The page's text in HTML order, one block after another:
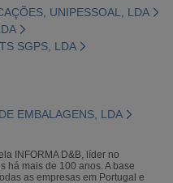
UNIPESSOAL, LDA
SGPS, LDA
EMBALAGENS, LDA
INFORMA D&B, líder no
há mais de 100 anos. A base
as empresas em Portugal e